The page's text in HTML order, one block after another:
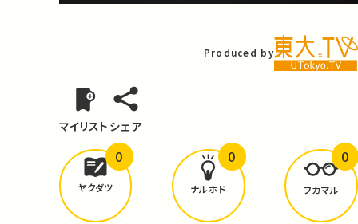
Produced by
マイリスト シェア
どんな学びがありましたか？
ヤクダツ
0
ナルホド
0
フカマル
0